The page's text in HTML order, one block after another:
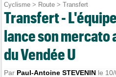
Cyclisme > Route >Transfert
Transfert -
lance son mercato
du Vendée U
Par Paul-Antoine STEVENIN le